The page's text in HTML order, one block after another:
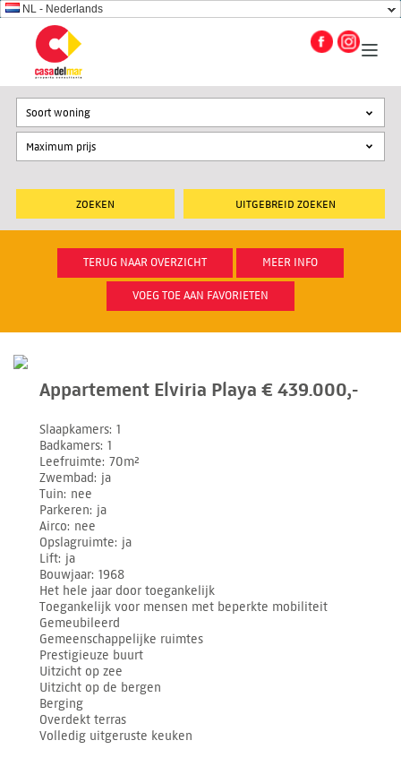
NL - Nederlands
UITGEBREID ZOEKEN
Soort woning
TERUG NAAR OVERZICHT MEER INFO
VOEG TOE AAN FAVORIETEN
Appartement Elviria Playa € 439.000,-
Slaapkamers 1
Badkamers 1
Leefruimte 70m²
Zwembad ja
Tuin nee
Parkeren ja
Airco nee
Opslagruimte ja
Lift ja
Bouwjaar 1968
Het hele jaar door toegankelijk
Toegankelijk voor mensen met beperkte mobiliteit
Gemeubileerd
Gemeenschappelijke ruimtes
Prestigieuze buurt
Uitzicht op zee
Uitzicht op de bergen
Berging
Overdekt terras
Volledig uitgeruste keuken